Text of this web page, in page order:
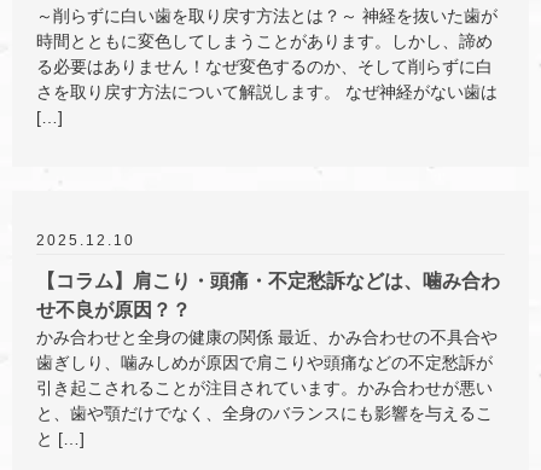
～削らずに白い歯を取り戻す方法とは？～ 神経を抜いた歯が
時間とともに変色してしまうことがあります。しかし、諦め
る必要はありません！なぜ変色するのか、そして削らずに白
さを取り戻す方法について解説します。 なぜ神経がない歯は
[…]
2025.12.10
【コラム】肩こり・頭痛・不定愁訴などは、噛み合わ
せ不良が原因？？
かみ合わせと全身の健康の関係 最近、かみ合わせの不具合や
歯ぎしり、噛みしめが原因で肩こりや頭痛などの不定愁訴が
引き起こされることが注目されています。かみ合わせが悪い
と、歯や顎だけでなく、全身のバランスにも影響を与えるこ
と […]